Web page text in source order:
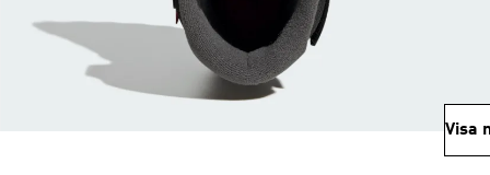
Visa